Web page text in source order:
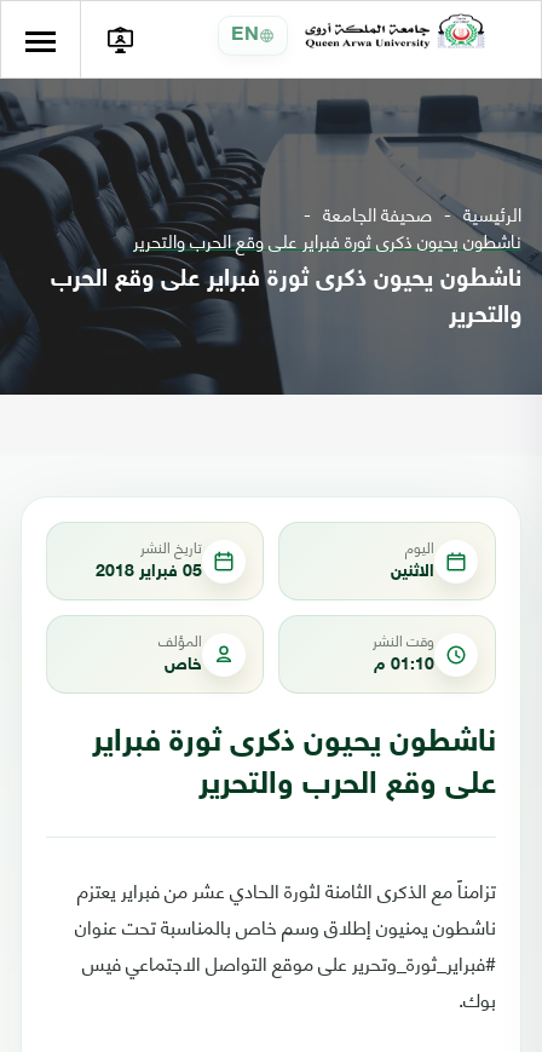
EN
الرئيسية صحيفة الجامعة
ناشطون يحيون ذكرى ثورة فبراير على وقع الحرب والتحرير
ناشطون يحيون ذكرى ثورة فبراير على وقع الحرب
والتحرير
اليوم
الاثنين
تاريخ النشر
05 فبراير 2018
وقت النشر
01:10 م
المؤلف
خاص
ناشطون يحيون ذكرى ثورة فبراير
على وقع الحرب والتحرير
تزامناً مع الذكرى الثامنة لثورة الحادي عشر من فبراير يعتزم
ناشطون يمنيون إطلاق وسم خاص بالمناسبة تحت عنوان
#فبراير_ثورة_وتحرير على موقع التواصل الاجتماعي فيس
بوك.